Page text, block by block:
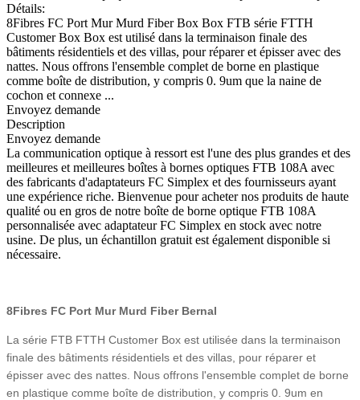
Détails:
8Fibres FC Port Mur Murd Fiber Box Box FTB série FTTH
Customer Box Box est utilisé dans la terminaison finale des
bâtiments résidentiels et des villas, pour réparer et épisser avec des
nattes. Nous offrons l'ensemble complet de borne en plastique
comme boîte de distribution, y compris 0. 9um que la naine de
cochon et connexe ...
Envoyez demande
Description
Envoyez demande
La communication optique à ressort est l'une des plus grandes et des
meilleures et meilleures boîtes à bornes optiques FTB 108A avec
des fabricants d'adaptateurs FC Simplex et des fournisseurs ayant
une expérience riche. Bienvenue pour acheter nos produits de haute
qualité ou en gros de notre boîte de borne optique FTB 108A
personnalisée avec adaptateur FC Simplex en stock avec notre
usine. De plus, un échantillon gratuit est également disponible si
nécessaire.
8Fibres FC Port Mur Murd Fiber Bernal
La série FTB FTTH Customer Box est utilisée dans la terminaison
finale des bâtiments résidentiels et des villas, pour réparer et
épisser avec des nattes. Nous offrons l'ensemble complet de borne
en plastique comme boîte de distribution, y compris 0. 9um en